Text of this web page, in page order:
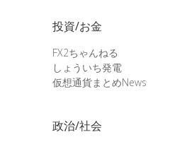
投資/お金
FX2ちゃんねる
しょういち発電
仮想通貨まとめNews
政治/社会